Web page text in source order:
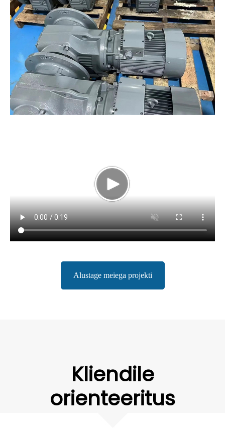
Alustage meiega projekti
Kliendile
orienteeritus